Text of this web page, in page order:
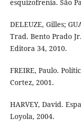
esquizofrenia. São
DELEUZE, Gilles;
Trad. Bento Prado
Editora 34, 2010.
FREIRE, Paulo.
Cortez, 2001.
HARVEY, David.
Loyola, 2004.